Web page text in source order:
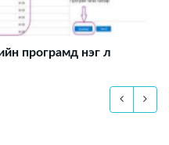
програмд нэг л